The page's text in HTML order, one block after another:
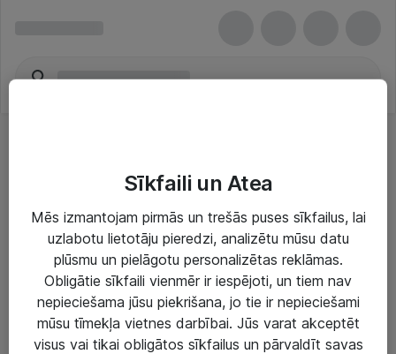
Risinājumi & Pakalpojumi
IT serviss un atbalsts
IT infrastruktūra
Darba vietu IT risinājumi
Sīkfaili un Atea
Mēs izmantojam pirmās un trešās puses sīkfailus, lai
uzlabotu lietotāju pieredzi, analizētu mūsu datu
plūsmu un pielāgotu personalizētas reklāmas.
Obligātie sīkfaili vienmēr ir iespējoti, un tiem nav
nepieciešama jūsu piekrišana, jo tie ir nepieciešami
mūsu tīmekļa vietnes darbībai. Jūs varat akceptēt
visus vai tikai obligātos sīkfailus un pārvaldīt savas